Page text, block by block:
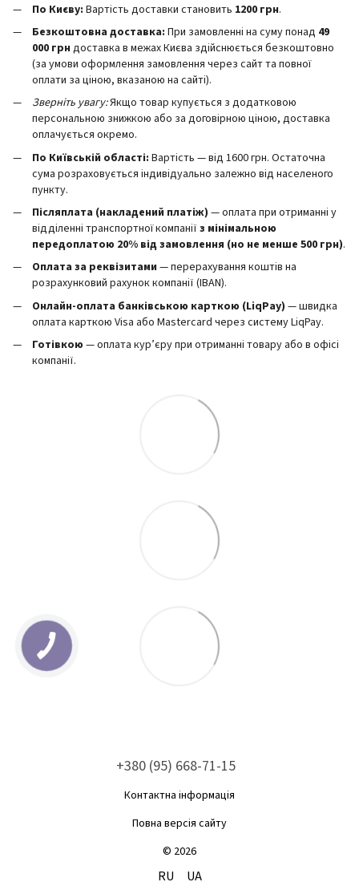
По Києву: Вартість доставки становить 1200 грн.
Безкоштовна доставка: При замовленні на суму понад 49
000 грн доставка в межах Києва здійснюється безкоштовно
(за умови оформлення замовлення через сайт та повної
оплати за ціною, вказаною на сайті).
Зверніть увагу:Якщо товар купується з додатковою
персональною знижкою або за договірною ціною, доставка
оплачується окремо.
По Київській області: Вартість — від 1600 грн. Остаточна
сума розраховується індивідуально залежно від населеного
пункту.
Післяплата (накладений платіж) — оплата при отриманні у
відділенні транспортної компанії з мінімальною
передоплатою 20% від замовлення (но не менше 500 грн).
Оплата за реквізитами — перерахування коштів на
розрахунковий рахунок компанії (IBAN).
Онлайн-оплата банківською карткою (LiqPay) — швидка
оплата карткою Visa або Mastercard через систему LiqPay.
Готівкою — оплата кур’єру при отриманні товару або в офісі
компанії.
+380 (95) 668-71-15
Контактна інформація
Повна версія сайту
© 2026
RU UA